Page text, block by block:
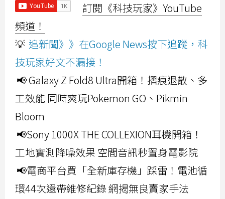
訂閱《科技玩家》YouTube
頻道！
💡 追新聞》》在Google News按下追蹤，科
技玩家好文不漏接！
📢 Galaxy Z Fold8 Ultra開箱！摺痕退散、多
工效能 同時爽玩Pokemon GO、Pikmin
Bloom
📢Sony 1000X THE COLLEXION耳機開箱！
工地實測降噪效果 空間音訊秒置身電影院
📢電商平台買「全新庫存機」踩雷！電池循
環44次還帶維修紀錄 網揭無良賣家手法